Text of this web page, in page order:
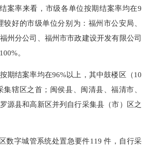
案率来看，市级各单位按期结案率均在9
较好的市级单位分别为：福州市公安局、
州分公司、福州市市政建设开发有限公司
。
期结案率均在96%以上，其中鼓楼区（10
集辖区之首；闽侯县、闽清县、福清市、
源县和高新区并列自行采集县（市）区之
数字城管系统处置急要件119 件，自行采